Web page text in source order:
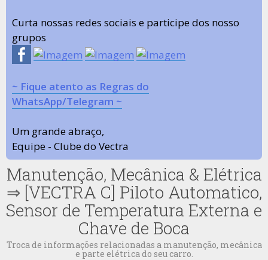
Curta nossas redes sociais e participe dos nosso
grupos
~ Fique atento as Regras do
WhatsApp/Telegram ~
Um grande abraço,
Equipe - Clube do Vectra
Manutenção, Mecânica & Elétrica
⇒ [VECTRA C] Piloto Automatico,
Sensor de Temperatura Externa e
Chave de Boca
Troca de informações relacionadas a manutenção, mecânica
e parte elétrica do seu carro.